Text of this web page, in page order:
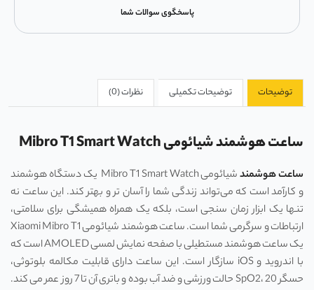
پاسخگوی سوالات شما
توضیحات توضیحات تکمیلی نظرات (0)
ساعت هوشمند شیائومی Mibro T1 Smart Watch
ساعت هوشمند
شیائومی Mibro T1 Smart Watch یک دستگاه هوشمند
و کارآمد است که می‌تواند زندگی شما را آسان ‌تر و بهتر کند. این ساعت نه
تنها یک ابزار زمان‌ سنجی است، بلکه یک همراه همیشگی برای سلامتی،
ارتباطات و سرگرمی شما است. ساعت هوشمند شیائومی Xiaomi Mibro T1
یک ساعت هوشمند مستطیلی با صفحه نمایش لمسی AMOLED است که
با اندروید و iOS سازگار است. این ساعت دارای قابلیت مکالمه بلوتوثی،
حسگر SpO2، 20 حالت ورزشی و ضد آب بوده و باتری آن تا 7 روز عمر می‌ کند.